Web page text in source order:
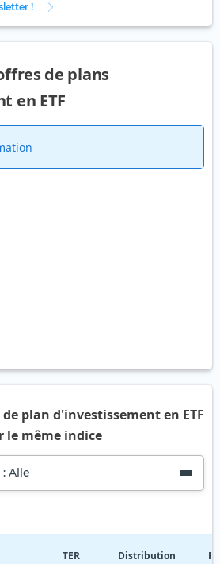
!
de plans
en ETF
plan d'investissement en ETF
le même indice
Alle
TER Distribution